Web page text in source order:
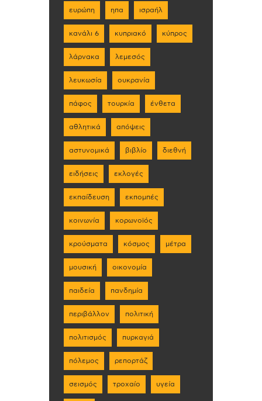
ευρώπη ηπα ισραήλ
κανάλι 6 κυπριακό κύπρος
λάρνακα λεμεσός
λευκωσία ουκρανία
πάφος τουρκία ένθετα
αθλητικά απόψεις
αστυνομικά βιβλίο διεθνή
ειδήσεις εκλογές
εκπαίδευση εκπομπές
κοινωνία κορωνοϊός
κρούσματα κόσμος μέτρα
μουσική οικονομία
παιδεία πανδημία
περιβάλλον πολιτική
πολιτισμός πυρκαγιά
πόλεμος ρεπορτάζ
σεισμός τροχαίο υγεία